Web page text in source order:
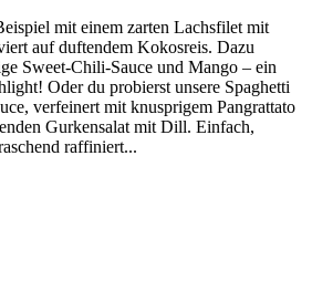
mit einem zarten Lachsfilet mit
auf duftendem Kokosreis. Dazu
Sweet-Chili-Sauce und Mango – ein
Oder du probierst unsere Spaghetti
verfeinert mit knusprigem Pangrattato
Gurkensalat mit Dill. Einfach,
raffiniert...